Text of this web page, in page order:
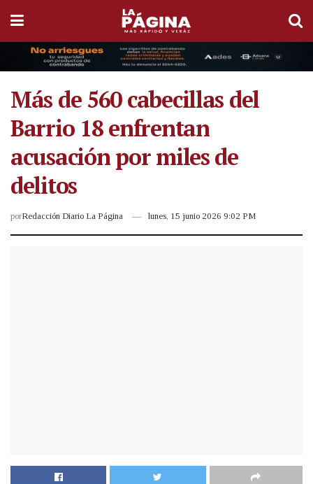
Más de 560 cabecillas del
Barrio 18 enfrentan
acusación por miles de
delitos
porRedacción Diario La Página lunes, 15 junio 2026 9:02 PM